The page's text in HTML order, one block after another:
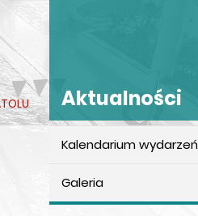
Aktualności
Aktualności
Kalendarium wydarzeń
Galeria